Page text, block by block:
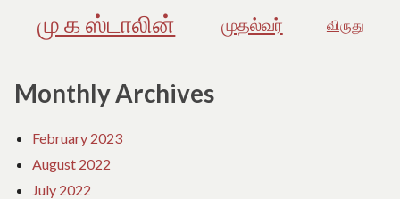
மு க ஸ்டாலின் முதல்வர் விருது
Monthly Archives
February 2023
August 2022
July 2022